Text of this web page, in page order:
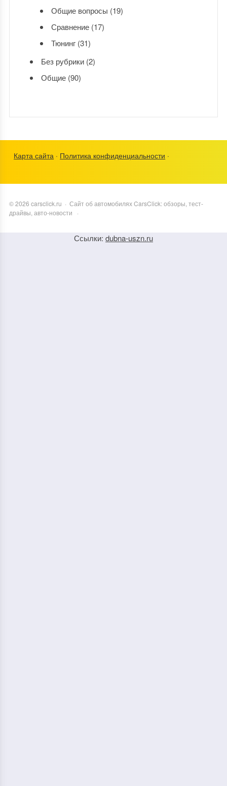
Общие вопросы (19)
Сравнение(17)
Тюнинг(31)
Без рубрики(2)
Общие(90)
Карта сайта · Политика конфиденциальности ·
©2026 carsclick.ru · Сайт об автомобилях CarsClick: обзоры, тест-
драйвы, авто-новости
·
Ссылки: dubna-uszn.ru